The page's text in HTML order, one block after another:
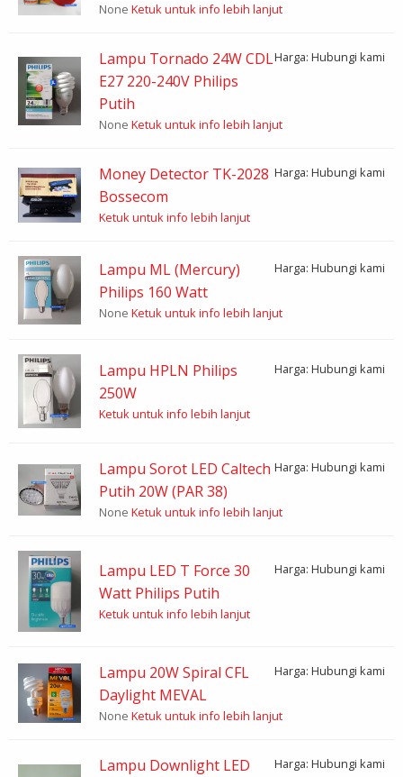
None Ketuk untuk info lebih lanjut
Lampu Tornado 24W CDL
E27 220-240V Philips
Putih
Harga: Hubungi kami
None Ketuk untuk info lebih lanjut
Money Detector TK-2028
Bossecom
Harga: Hubungi kami
Ketuk untuk info lebih lanjut
Lampu ML (Mercury)
Philips 160 Watt
Harga: Hubungi kami
None Ketuk untuk info lebih lanjut
Lampu HPLN Philips
250W
Harga: Hubungi kami
Ketuk untuk info lebih lanjut
Lampu Sorot LED Caltech
Putih 20W (PAR 38)
Harga: Hubungi kami
None Ketuk untuk info lebih lanjut
Lampu LED T Force 30
Watt Philips Putih
Harga: Hubungi kami
Ketuk untuk info lebih lanjut
Lampu 20W Spiral CFL
Daylight MEVAL
Harga: Hubungi kami
None Ketuk untuk info lebih lanjut
Lampu Downlight LED
Harga: Hubungi kami